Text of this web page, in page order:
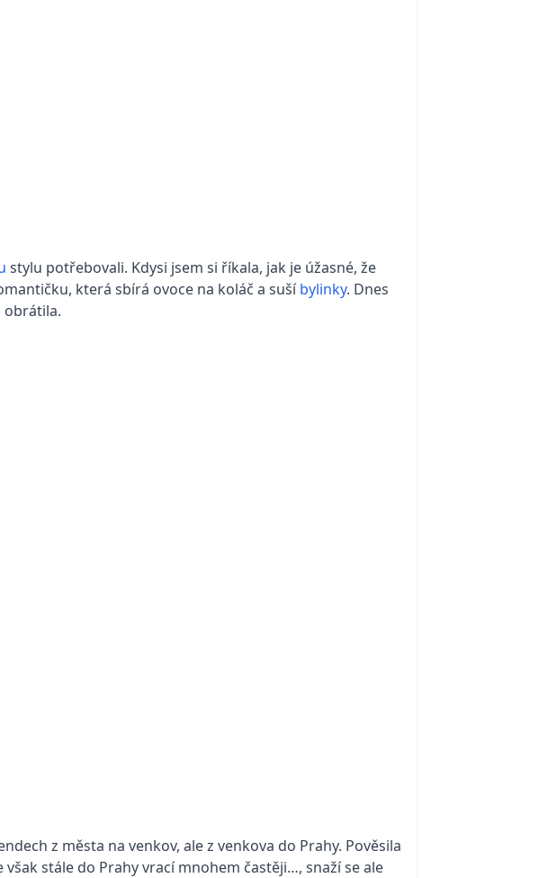
stylu potřebovali. Kdysi jsem si říkala, jak je úžasné, že
která sbírá ovoce na koláč a sušíbylinky. Dnes
obrátila.
z města na venkov, ale z venkova do Prahy. Pověsila
stále do Prahy vrací mnohem častěji…, snaží se ale